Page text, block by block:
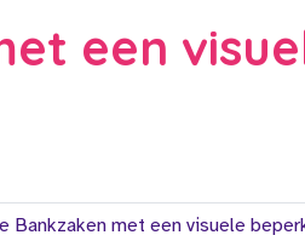
een
Bankzaken met een visuele